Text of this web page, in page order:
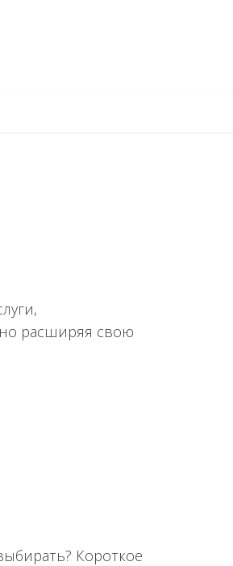
расширяя свою
Короткое